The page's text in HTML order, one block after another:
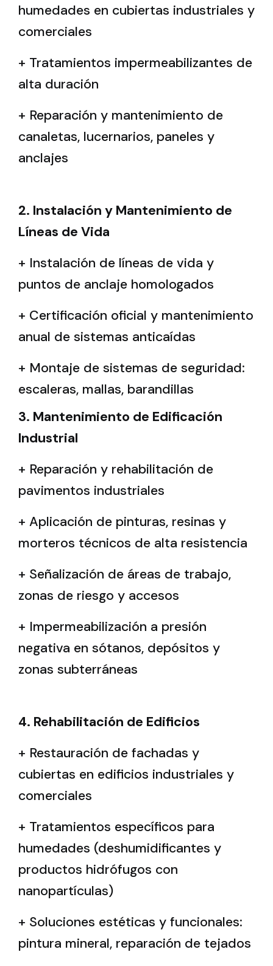
humedades en cubiertas industriales y
comerciales
+ Tratamientos impermeabilizantes de
alta duración
+ Reparación y mantenimiento de
canaletas, lucernarios, paneles y
anclajes
2. Instalación y Mantenimiento de
Líneas de Vida
+ Instalación de líneas de vida y
puntos de anclaje homologados
+ Certificación oficial y mantenimiento
anual de sistemas anticaídas
+ Montaje de sistemas de seguridad:
escaleras, mallas, barandillas
3. Mantenimiento de Edificación
Industrial
+ Reparación y rehabilitación de
pavimentos industriales
+ Aplicación de pinturas, resinas y
morteros técnicos de alta resistencia
+ Señalización de áreas de trabajo,
zonas de riesgo y accesos
+ Impermeabilización a presión
negativa en sótanos, depósitos y
zonas subterráneas
4. Rehabilitación de Edificios
+ Restauración de fachadas y
cubiertas en edificios industriales y
comerciales
+ Tratamientos específicos para
humedades (deshumidificantes y
productos hidrófugos con
nanopartículas)
+ Soluciones estéticas y funcionales:
pintura mineral, reparación de tejados